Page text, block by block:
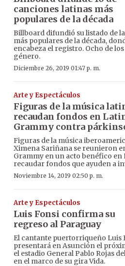
canciones latinas más
populares de la década
Billboard difundió su listado de
más populares de la década,
encabeza el registro. Ocho de
género.
Diciembre 26, 2019 01:47 p. m.
Arte y Espectáculos
Figuras de la música
recaudan fondos en
Grammy contra
Figuras de la música
Ximena Sariñana se reunieron
Grammy en un acto benéfico en
recaudar fondos que ayuden a
Noviembre 14, 2019 02:50 p. m.
Arte y Espectáculos
Luis Fonsi confirma su
regreso al Paraguay
El cantante puertorriqueño Luis
presentará en Asunción el
el estadio General Pablo Rojas
en el marco de su gira Vida.